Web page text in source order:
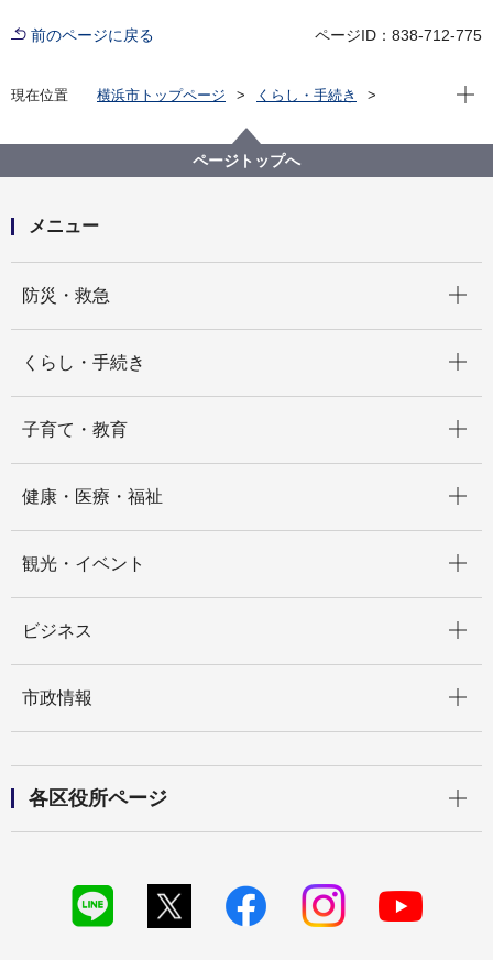
前のページに戻る ページID：838-712-775
現在位置 横浜市トップページ
くらし・手続き
神奈川区デジタルライブラリー
（４）中央南部エリア
校庭造成中の栗田谷中学校旧校舎航空写真１
現在
ページトップへ
メニュー
防災・救急
くらし・手続き
子育て・教育
健康・医療・福祉
観光・イベント
ビジネス
市政情報
各区役所ページ